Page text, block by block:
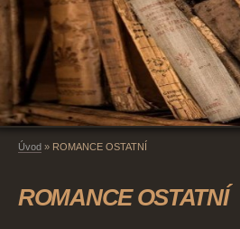
Úvod » ROMANCE OSTATNÍ
ROMANCE OSTATNÍ